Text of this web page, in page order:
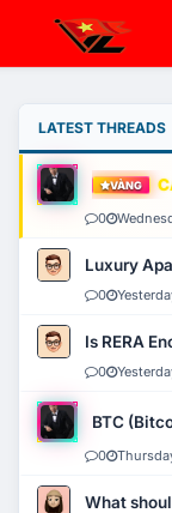
LATEST THREADS
VÀNG
0
Luxury
0
Is RERA
0
BTC
0
What